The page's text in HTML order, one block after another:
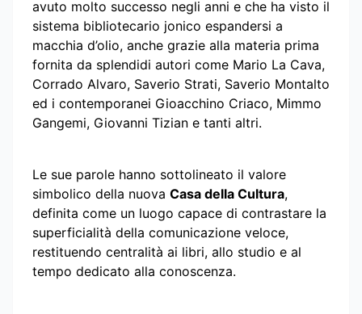
avuto molto successo negli anni e che ha visto il
sistema bibliotecario jonico espandersi a
macchia d’olio, anche grazie alla materia prima
fornita da splendidi autori come Mario La Cava,
Corrado Alvaro, Saverio Strati, Saverio Montalto
ed i contemporanei Gioacchino Criaco, Mimmo
Gangemi, Giovanni Tizian e tanti altri.
Le sue parole hanno sottolineato il valore
simbolico della nuova Casa della Cultura,
definita come un luogo capace di contrastare la
superficialità della comunicazione veloce,
restituendo centralità ai libri, allo studio e al
tempo dedicato alla conoscenza.